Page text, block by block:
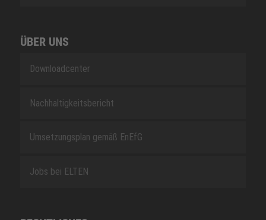
ÜBER UNS
Downloadcenter
Nachhaltigkeitsbericht
Umsetzungsplan gemäß EnEfG
Jobs bei ELTEN